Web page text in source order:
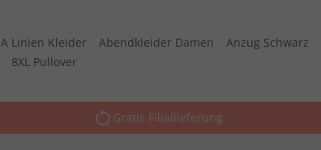
A Linien Kleider Abendkleider Damen Anzug Schwarz
8XL Pullover
Gratis Filiallieferung